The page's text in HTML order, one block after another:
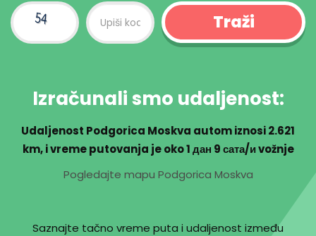
Izračunali smo udaljenost:
Udaljenost Podgorica Moskva autom iznosi2.621
km, i vreme putovanja je oko1 дан 9 сата/иvožnje
Pogledajte mapu Podgorica Moskva
Saznajte tačno vreme puta i udaljenost između